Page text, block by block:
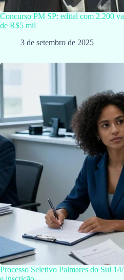
Concurso PM SP: edital com 2.200
de R$5 mil
3 de setembro de 2025
Processo Seletivo Palmares do Sul